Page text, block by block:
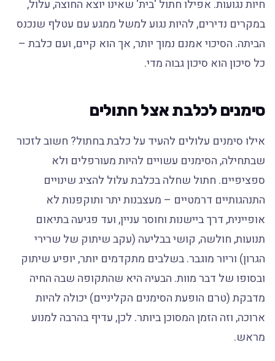
חיות נגועות. אפילו חתול 'בית' שאינו יוצא החוצה, עלול,
במקרים נדירים, להיות נגוע למשל ממגע עם עטלף שנכנס
הביתה. הסיכוי אמנם נמוך יותר, אך הוא קיים, ועם כלבת –
כל סיכון הוא סיכון גבוה מדי.
סימנים לכלבת אצל חתולים
אילו סימנים עלולים להעיד על כלבת בחתול? חשוב לזכור
שבתחילה, הסימנים עשויים להיות מעורפלים ולא
ספציפיים. חתול שחלה בכלבת עלול להציג שינויים
התנהגותיים דרמטיים – מעצבנות יתר ותוקפנות לא
אופיינית, דרך ביישנות וחוסר עניין, ועד פגיעה בתיאום
תנועות, חולשה, קושי בבליעה (עקב שיתוק של שרירי
הגרון) וריור מוגבר. בשלבים מתקדמים יותר, יופיע שיתוק
ובסופו של דבר מוות. הבעיה היא שהתקופה שבה החיה
מדבקת (טרם הופעת הסימנים הקליניים) יכולה להיות
ארוכה, וזה הזמן המסוכן ביותר. לכן, עדיף בהרבה למנוע
מראש.